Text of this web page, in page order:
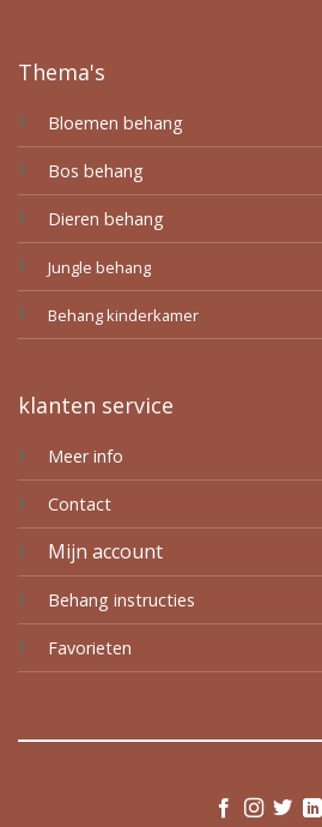
Thema's
Bloemen behang
Bos behang
Dieren behang
Jungle behang
Behang kinderkamer
klanten service
Meer info
Contact
Mijn account
Behang instructies
Favorieten